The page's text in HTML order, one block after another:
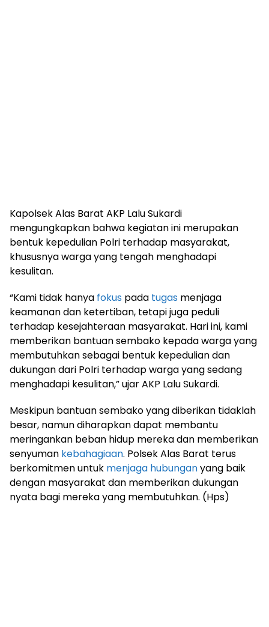
Kapolsek Alas Barat AKP Lalu Sukardi
mengungkapkan bahwa kegiatan ini merupakan
bentuk kepedulian Polri terhadap masyarakat,
khususnya warga yang tengah menghadapi
kesulitan.
“Kami tidak hanya fokus pada tugas menjaga
keamanan dan ketertiban, tetapi juga peduli
terhadap kesejahteraan masyarakat. Hari ini, kami
memberikan bantuan sembako kepada warga yang
membutuhkan sebagai bentuk kepedulian dan
dukungan dari Polri terhadap warga yang sedang
menghadapi kesulitan,” ujar AKP Lalu Sukardi.
Meskipun bantuan sembako yang diberikan tidaklah
besar, namun diharapkan dapat membantu
meringankan beban hidup mereka dan memberikan
senyuman kebahagiaan. Polsek Alas Barat terus
berkomitmen untuk menjaga hubunganyang baik
dengan masyarakat dan memberikan dukungan
nyata bagi mereka yang membutuhkan. (Hps)